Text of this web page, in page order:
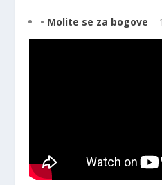
• Molite se za bogove –